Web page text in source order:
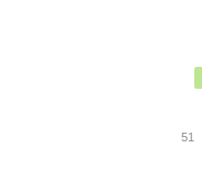
51